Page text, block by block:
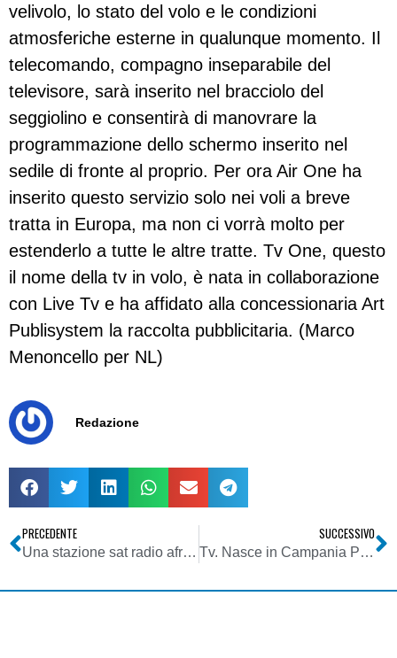
velivolo, lo stato del volo e le condizioni
atmosferiche esterne in qualunque momento. Il
telecomando, compagno inseparabile del
televisore, sarà inserito nel bracciolo del
seggiolino e consentirà di manovrare la
programmazione dello schermo inserito nel
sedile di fronte al proprio. Per ora Air One ha
inserito questo servizio solo nei voli a breve
tratta in Europa, ma non ci vorrà molto per
estenderlo a tutte le altre tratte. Tv One, questo
il nome della tv in volo, è nata in collaborazione
con Live Tv e ha affidato alla concessionaria Art
Publisystem la raccolta pubblicitaria. (Marco
Menoncello per NL)
Redazione
PRECEDENTE
Una stazione sat radio africana a Vicenza
SUCCESSIVO
Tv. Nasce in Campania Pq Channel,l’emittente del ‘made in Italy’